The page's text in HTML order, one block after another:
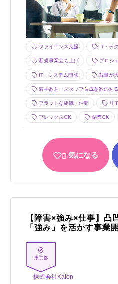
ファイナンス支援 IT・テ
新規事業立ち上げ プロジ
IT・システム開発 裁量が
若手歓迎・スタッフ育成意欲のあ
フラットな組織・仲間 リ
フレックスOK 副業OK
気になる
【障害×強み×仕事】凸
「強み」を活かす事業
東京都
株式会社Kaien